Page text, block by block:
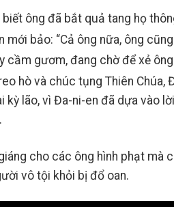
ông đã bắt quả tang họ
mới bảo: “Cả ông nữa, ông
cầm gươm, đang chờ để xẻ
hò và chúc tụng Thiên
kỳ lão, vì Đa-ni-en đã dựa vào
cho các ông hình phạt mà
vô tội khỏi bị đổ oan.